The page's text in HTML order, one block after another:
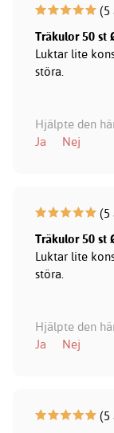
(5
Träkulor 50 st
Luktar lite
störa.
Hjälpte den
Ja
Nej
(5
Träkulor 50 st
Luktar lite
störa.
Hjälpte den
Ja
Nej
(5